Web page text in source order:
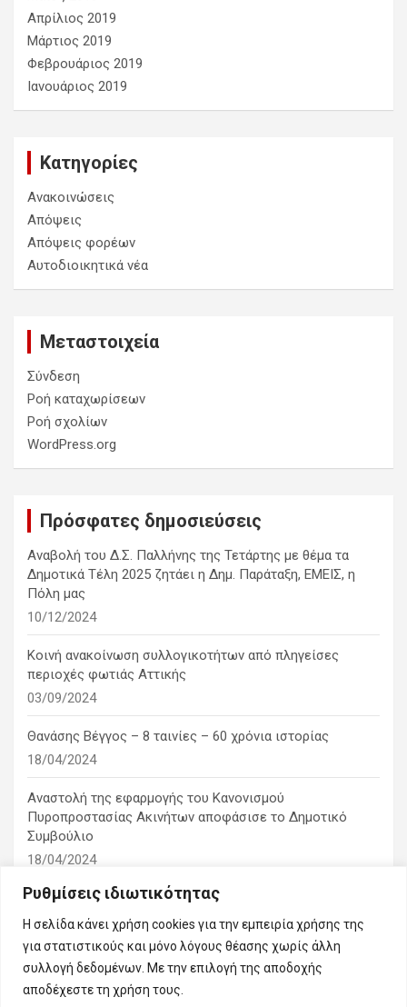
Ρυθμίσεις ιδιωτικότητας
Η σελίδα κάνει χρήση cookies για την εμπειρία χρήσης της
για στατιστικούς και μόνο λόγους θέασης χωρίς άλλη
συλλογή δεδομένων. Με την επιλογή της αποδοχής
αποδέχεστε τη χρήση τους.
Απρίλιος 2019
Μάρτιος 2019
Φεβρουάριος 2019
Ιανουάριος 2019
Kατηγορίες
Ανακοινώσεις
Απόψεις
Απόψεις φορέων
Αυτοδιοικητικά νέα
Μεταστοιχεία
Σύνδεση
Ροή καταχωρίσεων
Ροή σχολίων
WordPress.org
Πρόσφατες δημοσιεύσεις
Αναβολή του Δ.Σ. Παλλήνης της Τετάρτης με θέμα τα
Δημοτικά Τέλη 2025 ζητάει η Δημ. Παράταξη, ΕΜΕΙΣ, η
Πόλη μας
10/12/2024
Κοινή ανακοίνωση συλλογικοτήτων από πληγείσες
περιοχές φωτιάς Αττικής
03/09/2024
Θανάσης Βέγγος – 8 ταινίες – 60 χρόνια ιστορίας
18/04/2024
Αναστολή της εφαρμογής του Κανονισμού
Πυροπροστασίας Ακινήτων αποφάσισε το Δημοτικό
Συμβούλιο
18/04/2024
1η ειδική συνεδρίαση λογοδοσίας του δημοτικού
συμβουλίου
10/03/2024